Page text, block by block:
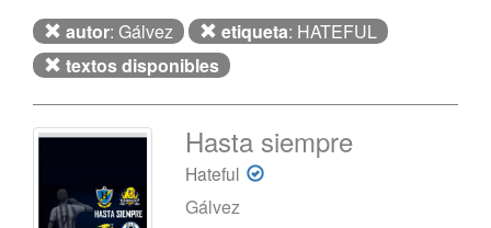
autor: Gálvez etiqueta: HATEFUL
textos disponibles
Hasta siempre
Hateful
Gálvez